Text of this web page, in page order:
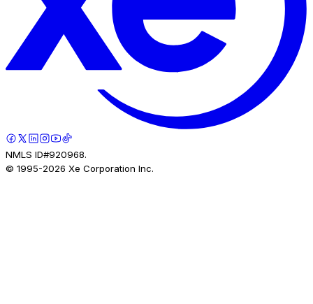
NMLS ID#920968.
© 1995-2026 Xe Corporation Inc.